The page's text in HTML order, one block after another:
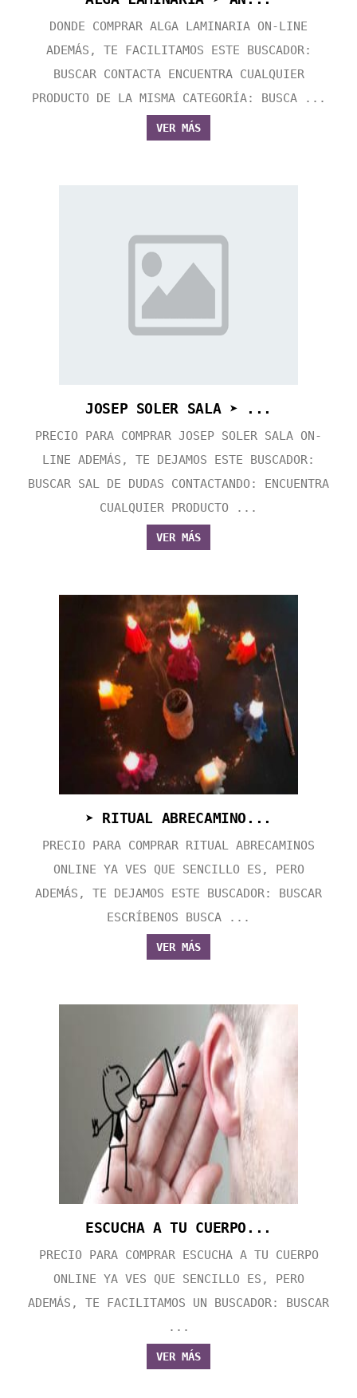
DONDE COMPRAR ALGA LAMINARIA ON-LINE
ADEMÁS, TE FACILITAMOS ESTE BUSCADOR:
BUSCAR CONTACTA ENCUENTRA CUALQUIER
PRODUCTO DE LA MISMA CATEGORÍA: BUSCA ...
VER MÁS
JOSEP SOLER SALA ➤ ...
PRECIO PARA COMPRAR JOSEP SOLER SALA ON-
LINE ADEMÁS, TE DEJAMOS ESTE BUSCADOR:
BUSCAR SAL DE DUDAS CONTACTANDO: ENCUENTRA
CUALQUIER PRODUCTO ...
VER MÁS
➤ RITUAL ABRECAMINO...
PRECIO PARA COMPRAR RITUAL ABRECAMINOS
ONLINE YA VES QUE SENCILLO ES, PERO
ADEMÁS, TE DEJAMOS ESTE BUSCADOR: BUSCAR
ESCRÍBENOS BUSCA ...
VER MÁS
ESCUCHA A TU CUERPO...
PRECIO PARA COMPRAR ESCUCHA A TU CUERPO
ONLINE YA VES QUE SENCILLO ES, PERO
ADEMÁS, TE FACILITAMOS UN BUSCADOR: BUSCAR
...
VER MÁS